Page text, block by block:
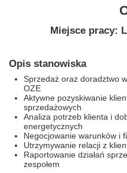
Miejsce pracy:
Opis stanowiska
Sprzedaż oraz doradztwo
OZE
Aktywne pozyskiwanie
sprzedażowych
Analiza potrzeb klienta i
energetycznych
Negocjowanie warunków i
Utrzymywanie relacji z
Raportowanie działań
zespołem